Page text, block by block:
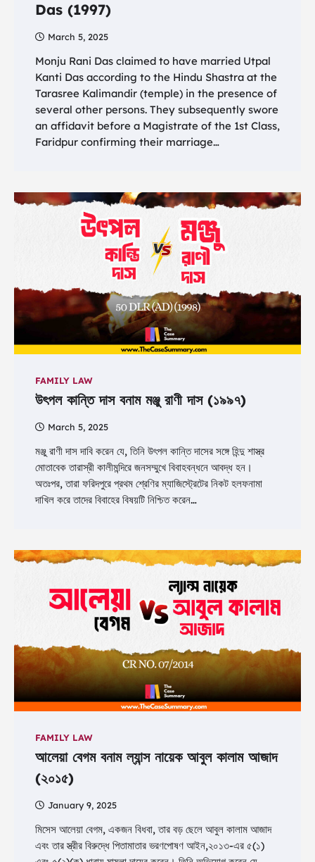
Das (1997)
March 5, 2025
Monju Rani Das claimed to have married Utpal
Kanti Das according to the Hindu Shastra at the
Tarasree Kalimandir (temple) in the presence of
several other persons. They subsequently swore
an affidavit before a Magistrate of the 1st Class,
Faridpur confirming their marriage…
FAMILY LAW
উৎপল কান্তি দাস বনাম মঞ্জু রাণী দাস (১৯৯৭)
March 5, 2025
মঞ্জু রাণী দাস দাবি করেন যে, তিনি উৎপল কান্তি দাসের সঙ্গে হিন্দু শাস্ত্র
মোতাবেক তারাস্রী কালীমন্দিরে জনসম্মুখে বিবাহবন্ধনে আবদ্ধ হন।
অতঃপর, তারা ফরিদপুরে প্রথম শ্রেণির ম্যাজিস্ট্রেটের নিকট হলফনামা
দাখিল করে তাদের বিবাহের বিষয়টি নিশ্চিত করেন…
FAMILY LAW
আলেয়া বেগম বনাম ল্যান্স নায়েক আবুল কালাম আজাদ
(২০১৫)
January 9, 2025
মিসেস আলেয়া বেগম, একজন বিধবা, তার বড় ছেলে আবুল কালাম আজাদ
এবং তার স্ত্রীর বিরুদ্ধে পিতামাতার ভরণপোষণ আইন,২০১৩-এর ৫(১)